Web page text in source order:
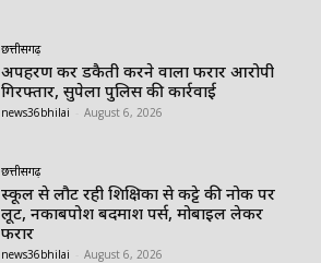
छत्तीसगढ़
अपहरण कर डकैती करने वाला फरार आरोपी
गिरफ्तार, सुपेला पुलिस की कार्रवाई
news36bhilai August 6, 2026
छत्तीसगढ़
स्कूल से लौट रही शिक्षिका से कट्टे की नोक पर
लूट, नकाबपोश बदमाश पर्स, मोबाइल लेकर
फरार
news36bhilai August 6, 2026